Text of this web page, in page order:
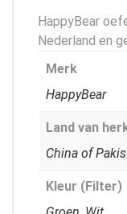
HappyBear
Nederland en
Merk
HappyBear
Land van
China of
Kleur (Filter)